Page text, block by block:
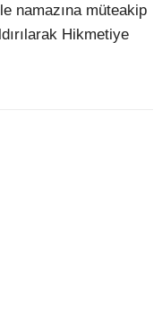
Dribbble
namazına müteakip
Hikmetiye